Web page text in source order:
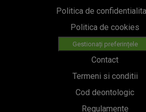
Politica de
Politica de cookies
Gestionați preferințele
Contact
Termeni si conditii
Cod deontologic
Regulamente